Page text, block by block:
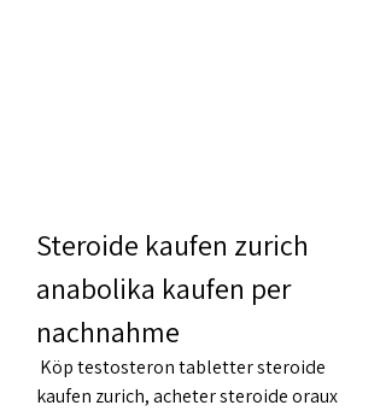
Steroide kaufen zurich
anabolika kaufen per
nachnahme
kaufen zurich, acheter steroide oraux